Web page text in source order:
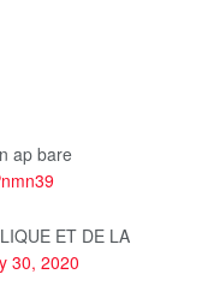
ap bare
ET DE LA
30, 2020